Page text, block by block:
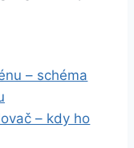
– schéma
– kdy ho